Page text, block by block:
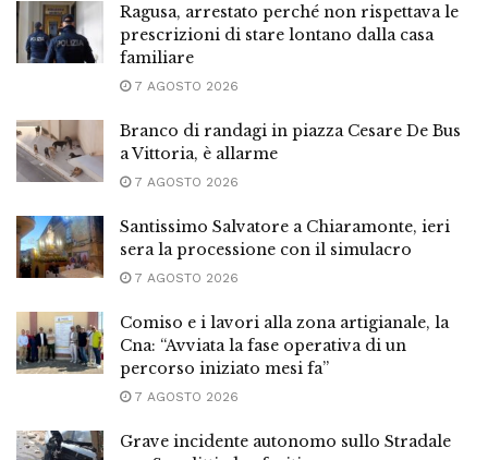
Ragusa, arrestato perché non rispettava le
prescrizioni di stare lontano dalla casa
familiare
7 AGOSTO 2026
Branco di randagi in piazza Cesare De Bus
a Vittoria, è allarme
7 AGOSTO 2026
Santissimo Salvatore a Chiaramonte, ieri
sera la processione con il simulacro
7 AGOSTO 2026
Comiso e i lavori alla zona artigianale, la
Cna: “Avviata la fase operativa di un
percorso iniziato mesi fa”
7 AGOSTO 2026
Grave incidente autonomo sullo Stradale